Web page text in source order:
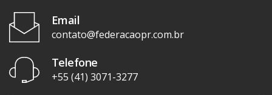
Email
contato@federacaopr.com.br
Telefone
+55 (41) 3071-3277